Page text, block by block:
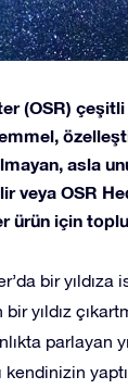
(OSR)
asla
veya OSR
ürün için
bir
yıldız
parlayan
kendinizin